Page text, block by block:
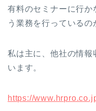
有料のセミナーに行か
う業務を行っているの
私は主に、他社の情報
います。
https://